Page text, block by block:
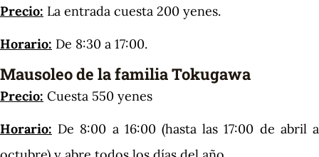
Precio: La entrada cuesta 200 yenes.
Horario: De 8:30 a 17:00.
Mausoleo de la familia Tokugawa
Precio: Cuesta 550 yenes
Horario: De 8:00 a 16:00 (hasta las 17:00 de abril a